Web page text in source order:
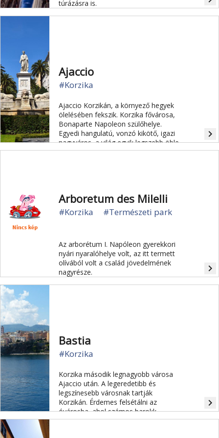
túrázásra is.
Ajaccio
#Korzika
Ajaccio Korzikán, a környező hegyek
ölelésében fekszik. Korzika fővárosa,
Bonaparte Napoleon szülőhelye.
Egyedi hangulatú, vonzó kikötő, igazi
nagyváros, a világ egyik legszebb öble
mentén épült. A háttérben magas
navigate_next
Arboretum des Milelli
#Korzika #Természeti park
Az arborétum I. Napóleon gyerekkori
nyári nyaralóhelye volt, az itt termett
olívából volt a család jövedelmének
nagyrésze.
navigate_next
Bastia
#Korzika
Korzika második legnagyobb városa
Ajaccio után. A legeredetibb és
legszínesebb városnak tartják
Korzikán. Érdemes felsétálni az
óvárosba, ahol számos barokk
műemlék található. Kikötője a
navigate_next